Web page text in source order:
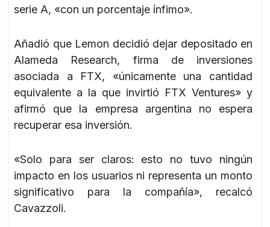
serie A, «con un porcentaje ínfimo».
Añadió que Lemon decidió dejar depositado en
Alameda Research, firma de inversiones
asociada a FTX, «únicamente una cantidad
equivalente a la que invirtió FTX Ventures» y
afirmó que la empresa argentina no espera
recuperar esa inversión.
«Solo para ser claros: esto no tuvo ningún
impacto en los usuarios ni representa un monto
significativo para la compañía», recalcó
Cavazzoli.